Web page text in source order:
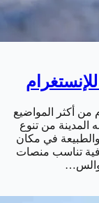
من أكثر المواضيع
المدينة من تنوع
في مكان
تناسب منصات
والس…